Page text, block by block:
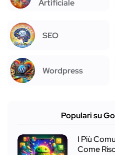
Artificiale
SEO
Wordpress
Populari su
I Più
Come